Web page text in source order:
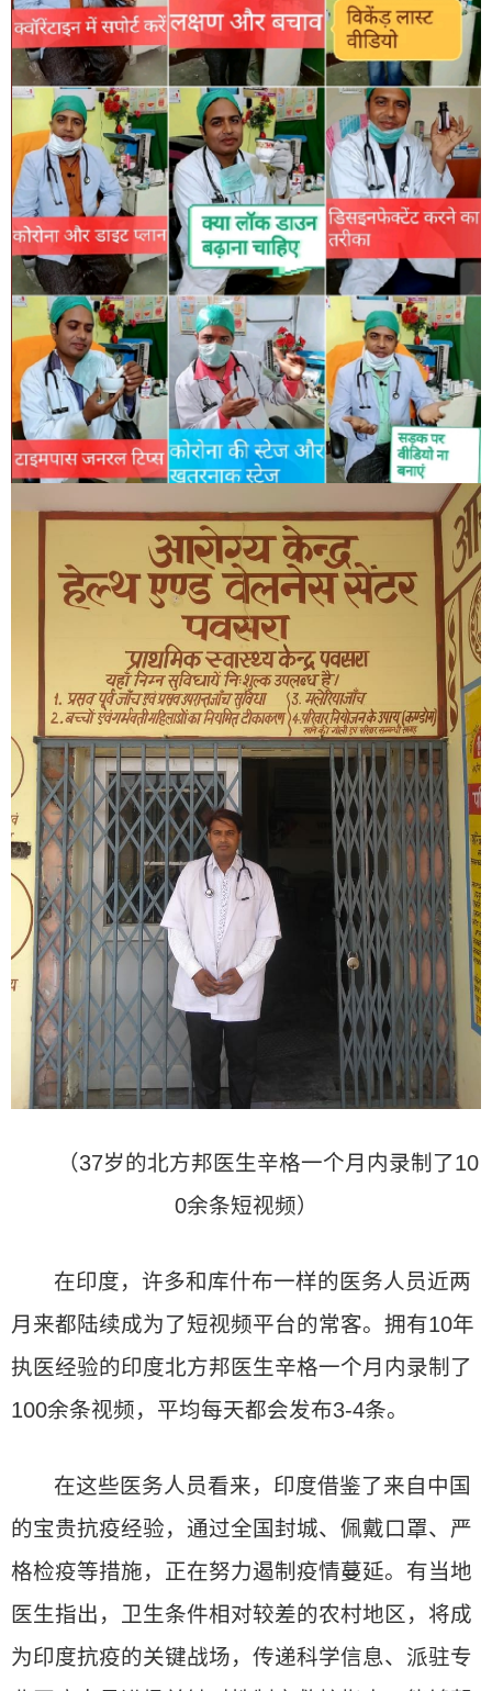
（37岁的北方邦医生辛格一个月内录制了10
0余条短视频）
在印度，许多和库什布一样的医务人员近两
月来都陆续成为了短视频平台的常客。拥有10年
执医经验的印度北方邦医生辛格一个月内录制了
100余条视频，平均每天都会发布3-4条。
在这些医务人员看来，印度借鉴了来自中国
的宝贵抗疫经验，通过全国封城、佩戴口罩、严
格检疫等措施，正在努力遏制疫情蔓延。有当地
医生指出，卫生条件相对较差的农村地区，将成
为印度抗疫的关键战场，传递科学信息、派驻专